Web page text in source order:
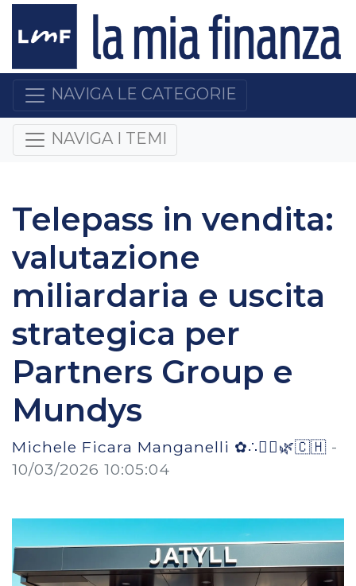
NAVIGA LE CATEGORIE
NAVIGA I TEMI
Telepass in vendita:
valutazione
miliardaria e uscita
strategica per
Partners Group e
Mundys
Michele Ficara Manganelli ✿∴♛🌿🇨🇭 -
10/03/2026 10:05:04